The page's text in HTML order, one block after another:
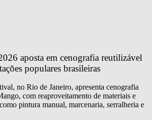
aposta em cenografia reutilizável
populares brasileiras
no Rio de Janeiro, apresenta cenografia
com reaproveitamento de materiais e
pintura manual, marcenaria, serralheria e